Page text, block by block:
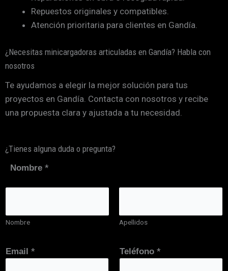
Repuestos originales y compatibles.
Atención prioritaria para clientes en Gandía.
¿Necesitas minicargadoras articuladas en Gandía? Habla con
nosotros
Te ayudamos a elegir la mejor solución para tus
proyectos en Gandía. Contacta con nosotros y recibe
una propuesta clara y ajustada a tu necesidad.
¿Tienes alguna duda o pregunta?
Nombre *
Nombre Apellidos
m
Email * Teléfono *